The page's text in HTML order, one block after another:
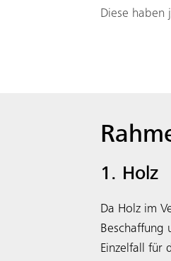
Diese haben
1. Holz
Da Holz im
Einzelfall für